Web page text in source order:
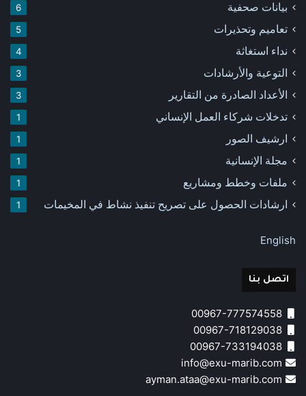
بيانات صحفية 6
تعاميم وتحذيرات 5
نداء استغاثة 4
التوعية والأرشادات 3
الأعداد الصادرة من التقارير 3
تدخلات شركاء العمل الإنساني 1
ارشيف الصور 1
مجلة الإنسانية 1
ملفات وخطط ومشاريع 1
ارشادات الحصول على تصريح تنفيذ نشاط في المخيمات 1
English
اتصل بنا